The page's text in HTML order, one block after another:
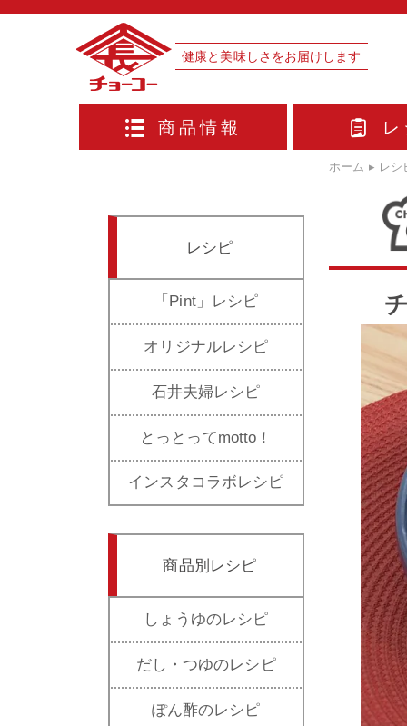
健康と美味しさをお届けします
商品情報
レシピ
「Pint」レシピ
オリジナルレシピ
石井夫婦レシピ
とっとってmotto！
インスタコラボレシピ
商品別レシピ
しょうゆのレシピ
だし・つゆのレシピ
ぽん酢のレシピ
ホーム ▸ レシ